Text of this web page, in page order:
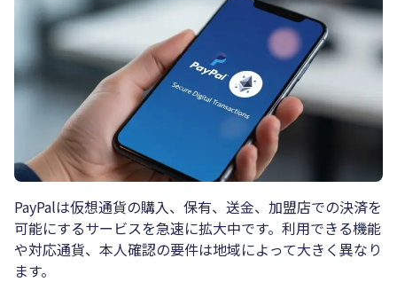
PayPalは仮想通貨の購入、保有、送金、加盟店での決済を
可能にするサービスを急速に拡大中です。利用できる機能
や対応通貨、本人確認の要件は地域によって大きく異なり
ます。